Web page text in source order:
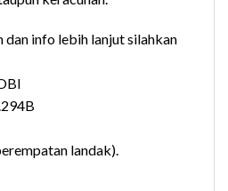
dan info lebih lanjut silahkan
landak).